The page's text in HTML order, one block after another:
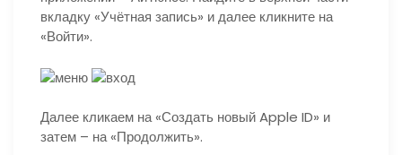
вкладку «Учётная запись» и далее кликните на
«Войти».
Далее кликаем на «Создать новый Apple ID» и
затем – на «Продолжить».